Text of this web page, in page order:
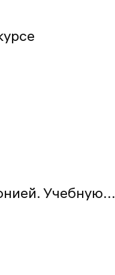
Учебную...